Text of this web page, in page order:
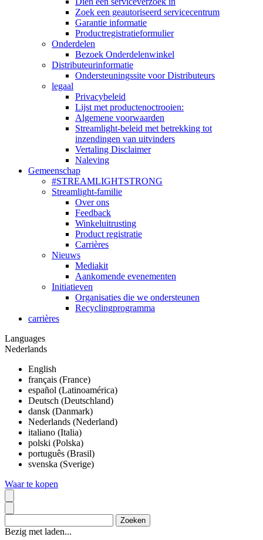
Zoek een geautoriseerd servicecentrum
Garantie informatie
Productregistratieformulier
Onderdelen
Bezoek Onderdelenwinkel
Distributeurinformatie
Ondersteuningssite voor Distributeurs
legaal
Privacybeleid
Lijst met productenoctrooien:
Algemene voorwaarden
Streamlight-beleid met betrekking tot
inzendingen van uitvinders
Vertaling Disclaimer
Naleving
Gemeenschap
#STREAMLIGHTSTRONG
Streamlight-familie
Over ons
Feedback
Winkeluitrusting
Product registratie
Carrières
Nieuws
Mediakit
Aankomende evenementen
Initiatieven
Organisaties die we ondersteunen
Recyclingprogramma
carrières
Languages
Nederlands
English
français (France)
español (Latinoamérica)
Deutsch (Deutschland)
dansk (Danmark)
Nederlands (Nederland)
italiano (Italia)
polski (Polska)
português (Brasil)
svenska (Sverige)
Waar te kopen
Bezig met laden...